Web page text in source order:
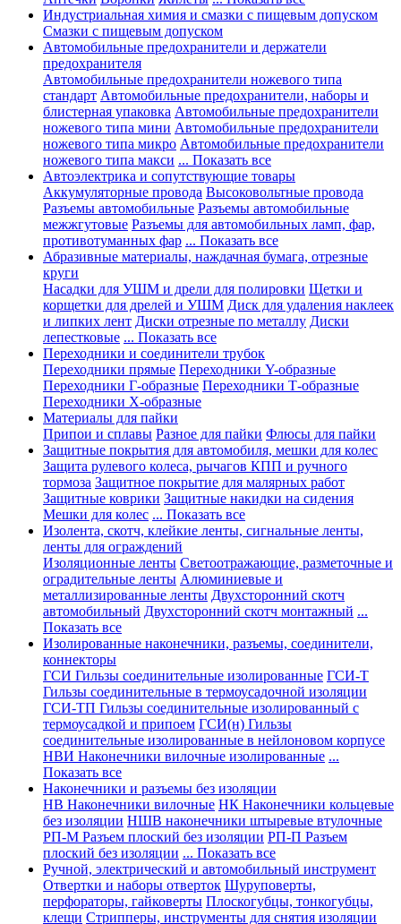
Индустриальная химия и смазки с пищевым допуском
Смазки с пищевым допуском
Автомобильные предохранители и держатели
предохранителя
Автомобильные предохранители ножевого типа
стандарт Автомобильные предохранители, наборы и
блистерная упаковка Автомобильные предохранители
ножевого типа мини Автомобильные предохранители
ножевого типа микро Автомобильные предохранители
ножевого типа макси ... Показать все
Автоэлектрика и сопутствующие товары
Аккумуляторные провода Высоковольтные провода
Разъемы автомобильные Разъемы автомобильные
межжгутовые Разъемы для автомобильных ламп, фар,
противотуманных фар ... Показать все
Абразивные материалы, наждачная бумага, отрезные
круги
Насадки для УШМ и дрели для полировки Щетки и
корщетки для дрелей и УШМ Диск для удаления наклеек
и липких лент Диски отрезные по металлу Диски
лепестковые ... Показать все
Переходники и соединители трубок
Переходники прямые Переходники Y-образные
Переходники Г-образные Переходники Т-образные
Переходники Х-образные
Материалы для пайки
Припои и сплавы Разное для пайки Флюсы для пайки
Защитные покрытия для автомобиля, мешки для колес
Защита рулевого колеса, рычагов КПП и ручного
тормоза Защитное покрытие для малярных работ
Защитные коврики Защитные накидки на сидения
Мешки для колес ... Показать все
Изолента, скотч, клейкие ленты, сигнальные ленты,
ленты для ограждений
Изоляционные ленты Светоотражающие, разметочные и
оградительные ленты Алюминиевые и
металлизированные ленты Двухсторонний скотч
автомобильный Двухсторонний скотч монтажный ...
Показать все
Изолированные наконечники, разъемы, соединители,
коннекторы
ГСИ Гильзы соединительные изолированные ГСИ-Т
Гильзы соединительные в термоусадочной изоляции
ГСИ-ТП Гильзы соединительные изолированный с
термоусадкой и припоем ГСИ(н) Гильзы
соединительные изолированные в нейлоновом корпусе
НВИ Наконечники вилочные изолированные ...
Показать все
Наконечники и разъемы без изоляции
НВ Наконечники вилочные НК Наконечники кольцевые
без изоляции НШВ наконечники штыревые втулочные
РП-М Разъем плоский без изоляции РП-П Разъем
плоский без изоляции ... Показать все
Ручной, электрический и автомобильный инструмент
Отвертки и наборы отверток Шуруповерты,
перфораторы, гайковерты Плоскогубцы, тонкогубцы,
клещи Стрипперы, инструменты для снятия изоляции